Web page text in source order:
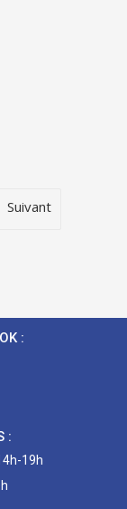
Suivant
:
:
19h